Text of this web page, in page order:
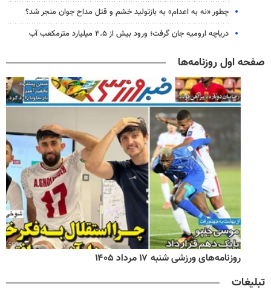
چطور «نه به اعدام» به بازتولید خشم و قتل مداح جوان منجر شد؟
دریاچه ارومیه جان گرفت؛ ورود بیش از ۴.۵ میلیارد مترمکعب آب
صفحه اول روزنامه‌ها
روزنامه‌های ورزشی شنبه ۱۷ مرداد ۱۴۰۵
تبلیغات